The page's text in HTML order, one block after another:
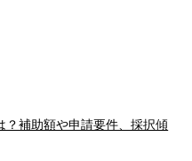
？補助額や申請要件、採択傾